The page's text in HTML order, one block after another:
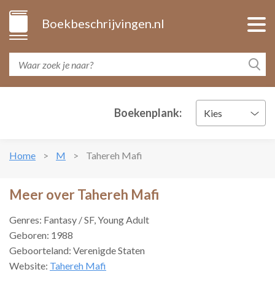
Boekbeschrijvingen.nl
Boekenplank: Kies
Home M Tahereh Mafi
Meer over Tahereh Mafi
Genres: Fantasy / SF, Young Adult
Geboren: 1988
Geboorteland: Verenigde Staten
Website: Tahereh Mafi